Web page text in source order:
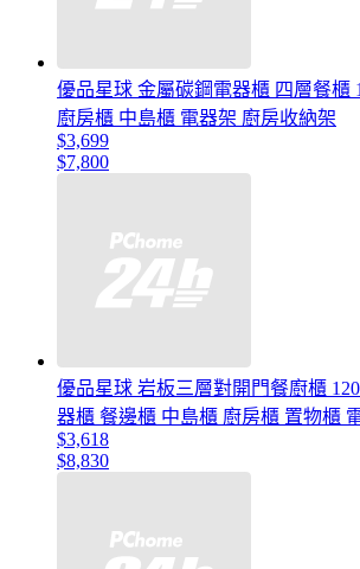
優品星球 金屬碳鋼電器櫃 四層餐櫃
廚房櫃 中島櫃 電器架 廚房收納架
$3,699
$7,800
優品星球 岩板三層對開門餐廚櫃
器櫃 餐邊櫃 中島櫃 廚房櫃 置物櫃
$3,618
$8,830